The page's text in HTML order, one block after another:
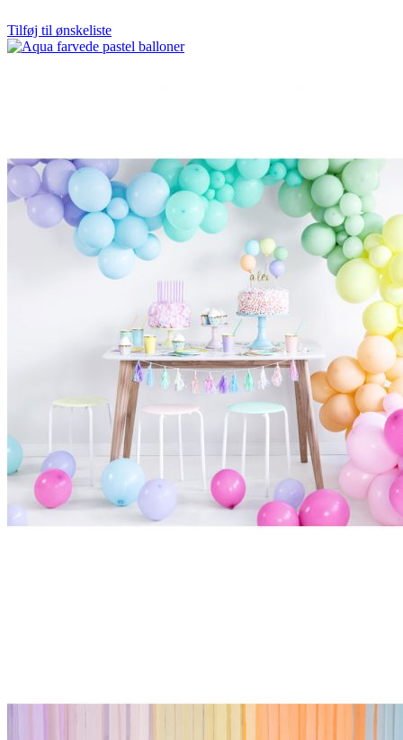
Tilføj til ønskeliste